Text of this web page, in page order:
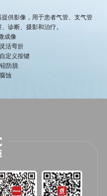
提供影像，用于患者气管、支气管
诊断、摄影和治疗。
成像
活弯折
定义按键
防脱
蚀